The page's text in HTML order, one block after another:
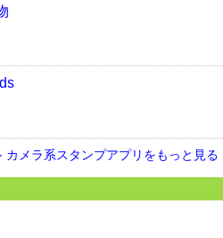
メラ系スタンプアプリをもっと見る